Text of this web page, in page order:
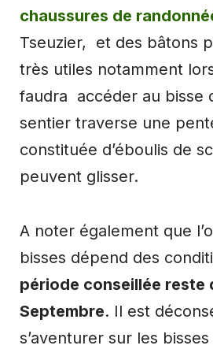
chaussures de
Tseuzier, et des bâtons
très utiles notamment
faudra accéder au bisse
sentier traverse une
constituée d’éboulis de
peuvent glisser.
A noter également que
bisses dépend des
période conseillée reste
Septembre. Il est
s’aventurer sur les